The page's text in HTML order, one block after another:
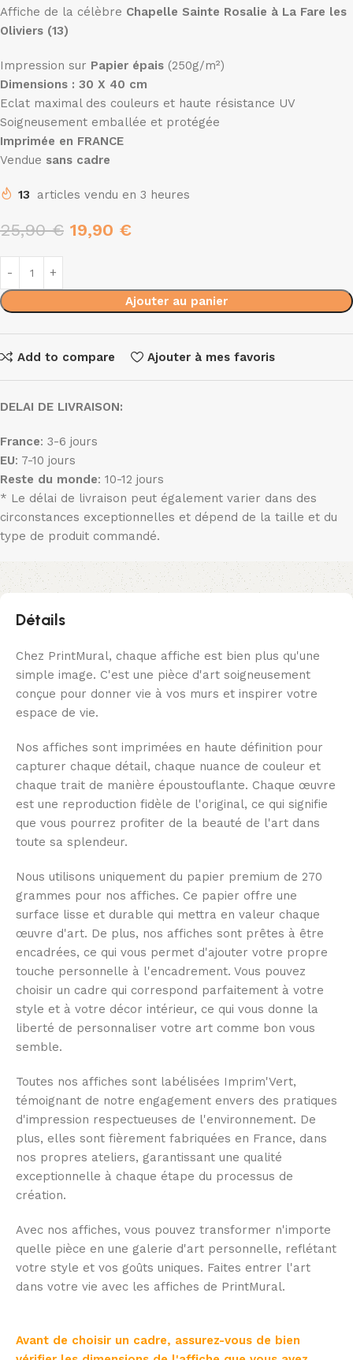
Affiche de la célèbre Chapelle Sainte Rosalie à La Fare les
Oliviers (13)
Impression sur Papier épais (250g/m²)
Dimensions : 30 X 40 cm
Eclat maximal des couleurs et haute résistance UV
Soigneusement emballée et protégée
Imprimée en FRANCE
Vendue sans cadre
13 articles vendu en 3 heures
25,90€ 19,90 €
Ajouter au panier
Add to compare Ajouter à mes favoris
DELAI DE LIVRAISON:
France: 3-6 jours
EU: 7-10 jours
Reste du monde: 10-12 jours
* Le délai de livraison peut également varier dans des
circonstances exceptionnelles et dépend de la taille et du
type de produit commandé.
Détails
Chez PrintMural, chaque affiche est bien plus qu'une
simple image. C'est une pièce d'art soigneusement
conçue pour donner vie à vos murs et inspirer votre
espace de vie.
Nos affiches sont imprimées en haute définition pour
capturer chaque détail, chaque nuance de couleur et
chaque trait de manière époustouflante. Chaque œuvre
est une reproduction fidèle de l'original, ce qui signifie
que vous pourrez profiter de la beauté de l'art dans
toute sa splendeur.
Nous utilisons uniquement du papier premium de 270
grammes pour nos affiches. Ce papier offre une
surface lisse et durable qui mettra en valeur chaque
œuvre d'art. De plus, nos affiches sont prêtes à être
encadrées, ce qui vous permet d'ajouter votre propre
touche personnelle à l'encadrement. Vous pouvez
choisir un cadre qui correspond parfaitement à votre
style et à votre décor intérieur, ce qui vous donne la
liberté de personnaliser votre art comme bon vous
semble.
Toutes nos affiches sont labélisées Imprim'Vert,
témoignant de notre engagement envers des pratiques
d'impression respectueuses de l'environnement. De
plus, elles sont fièrement fabriquées en France, dans
nos propres ateliers, garantissant une qualité
exceptionnelle à chaque étape du processus de
création.
Avec nos affiches, vous pouvez transformer n'importe
quelle pièce en une galerie d'art personnelle, reflétant
votre style et vos goûts uniques. Faites entrer l'art
dans votre vie avec les affiches de PrintMural.
Avant de choisir un cadre, assurez-vous de bien